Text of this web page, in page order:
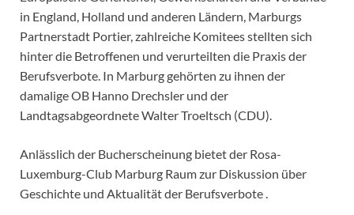
in England, Holland und anderen Ländern, Marburgs
Partnerstadt Portier, zahlreiche Komitees stellten sich
hinter die Betroffenen und verurteilten die Praxis der
Berufsverbote. In Marburg gehörten zu ihnen der
damalige OB Hanno Drechsler und der
Landtagsabgeordnete Walter Troeltsch (CDU).
Anlässlich der Bucherscheinung bietet der Rosa-
Luxemburg-Club Marburg Raum zur Diskussion über
Geschichte und Aktualität der Berufsverbote .